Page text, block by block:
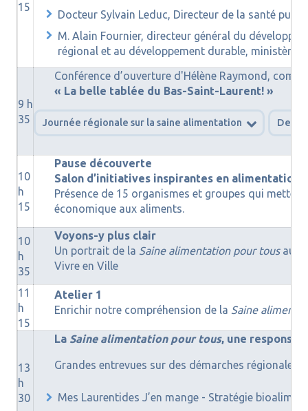
15
Docteur Sylvain Leduc, Directeur de la santé
M. Alain Fournier, directeur général du
régional et au développement durable, ministère
9 h
35
Conférence d’ouverture d'Hélène Raymond,
« La belle tablée du Bas-Saint-Laurent! »
Journée régionale sur la saine alimentation Des
10
h
15
Pause découverte
Salon d’initiatives inspirantes en alimentation
Présence de 15 organismes et groupes qui
économique aux aliments.
10
h
35
Voyons-y plus clair
Un portrait de la Saine alimentation pour tousau
Vivre en Ville
11
h
15
Atelier 1
Enrichir notre compréhension de la Saine
13
h
30
La Saine alimentation pour tous, une
Grandes entrevues sur des démarches régionales
Mes Laurentides J’en mange - Stratégie